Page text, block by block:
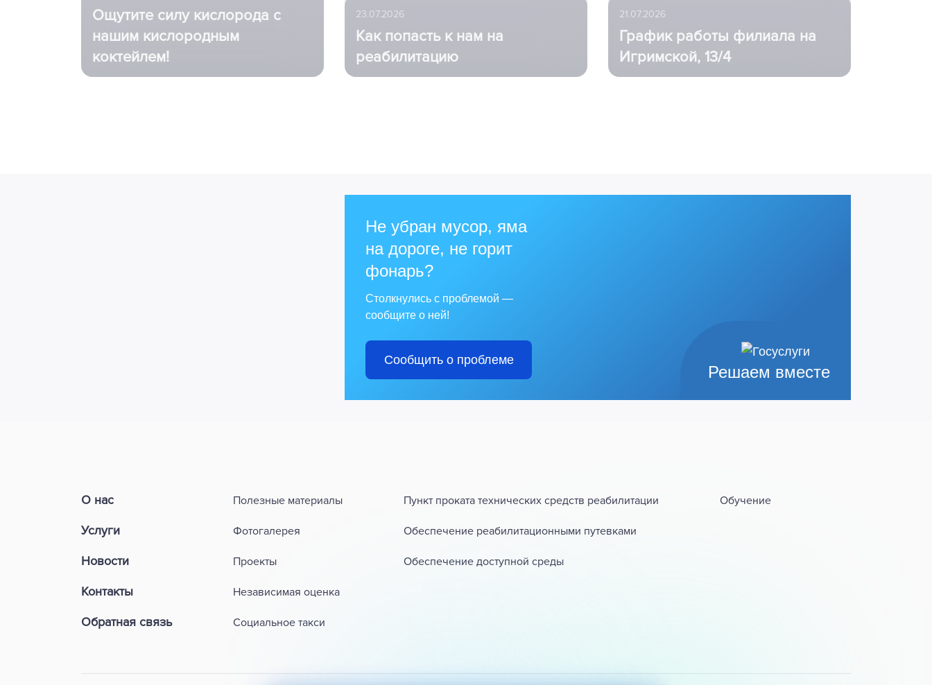
Ощутите силу кислорода с
нашим кислородным
коктейлем!
23.07.2026
Как попасть к нам на
реабилитацию
21.07.2026
График работы филиала на
Игримской, 13/4
Решаем вместе
Не убран мусор, яма
на дороге, не горит
фонарь?
Столкнулись с проблемой —
сообщите о ней!
Сообщить о проблеме
О нас
Услуги
Новости
Контакты
Обратная связь
Полезные материалы
Фотогалерея
Проекты
Независимая оценка
Социальное такси
Пункт проката технических средств реабилитации
Обеспечение реабилитационными путевками
Обеспечение доступной среды
Обучение